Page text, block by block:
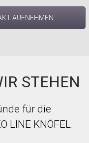
AUFNEHMEN
STEHEN
für die
LINE KNÖFEL.